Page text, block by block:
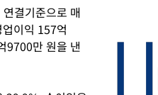
결기준으로 매
이익 157억
9700만 원을 낸